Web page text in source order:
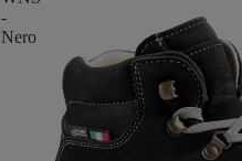
-
Nero